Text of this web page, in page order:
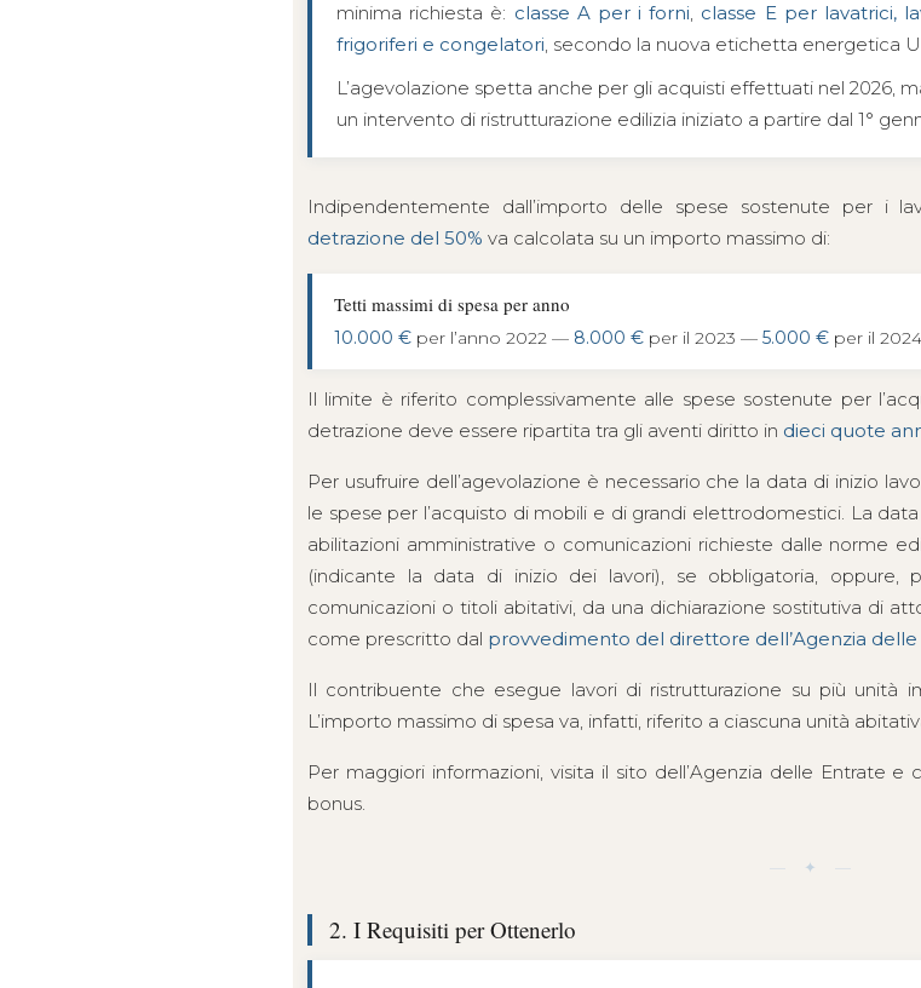
minima richiesta è: classe A per i forni, classe E per lavatrici,
frigoriferi e congelatori, secondo la nuova etichetta energetica
L’agevolazione spetta anche per gli acquisti effettuati nel 2026,
un intervento di ristrutturazione edilizia iniziato a partire dal 1°
Indipendentemente dall’importo delle spese sostenute per i
detrazione del 50% va calcolata su un importo massimo di:
Tetti massimi di spesa per anno
10.000 € per l’anno 2022 — 8.000 € per il 2023 — 5.000 € per il
Il limite è riferito complessivamente alle spese sostenute per
detrazione deve essere ripartita tra gli aventi diritto in dieci quote
Per usufruire dell’agevolazione è necessario che la data di inizio
le spese per l’acquisto di mobili e di grandi elettrodomestici. La
abilitazioni amministrative o comunicazioni richieste dalle norme
(indicante la data di inizio dei lavori), se obbligatoria, oppure,
comunicazioni o titoli abitativi, da una dichiarazione sostitutiva di
come prescritto dal provvedimento del direttore dell’Agenzia
Il contribuente che esegue lavori di ristrutturazione su più unità
L’importo massimo di spesa va, infatti, riferito a ciascuna unità
Per maggiori informazioni, visita il sito dell’Agenzia delle Entrate e
bonus.
— ✦ —
2. I Requisiti per Ottenerlo